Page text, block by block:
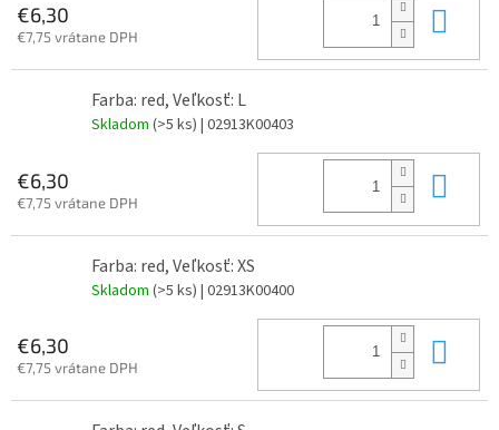
€6,30
€7,75 vrátane DPH
Farba: red, Veľkosť: L
Skladom (>5 ks) | 02913K00403
€6,30
€7,75 vrátane DPH
Farba: red, Veľkosť: XS
Skladom (>5 ks) | 02913K00400
€6,30
€7,75 vrátane DPH